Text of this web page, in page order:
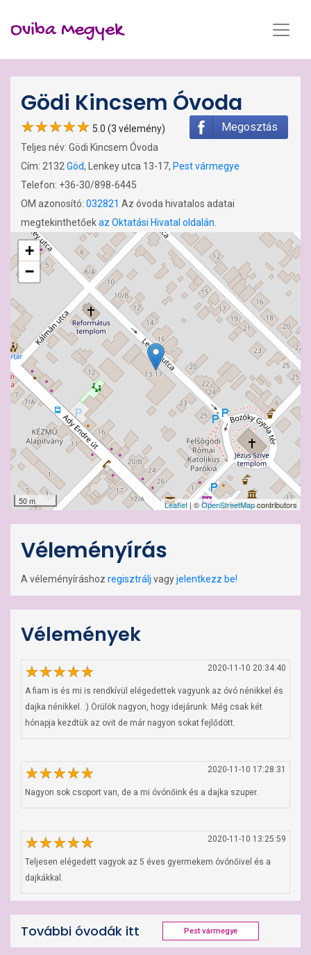
Oviba Megyek
Gödi Kincsem Óvoda
Megosztás
5.0 (3 vélemény)
Teljes név: Gödi Kincsem Óvoda
Cím: 2132 Göd, Lenkey utca 13-17, Pest vármegye
Telefon: +36-30/898-6445
OM azonosító: 032821 Az óvoda hivatalos adatai
megtekinthetőekaz Oktatási Hivatal oldalán
+
−
50 m Leaflet | ©OpenStreetMapcontributors
Véleményírás
A véleményíráshoz regisztrálj vagyjelentkezz be!
Vélemények
2020-11-10 20:34:40
A fiam is és mi is rendkívül elégedettek vagyunk az óvó nénikkel és
dajka nénikkel. :) Örülök nagyon, hogy idejárunk. Még csak két
hónapja kezdtük az ovit de már nagyon sokat fejlődött.
2020-11-10 17:28:31
Nagyon sok csoport van, de a mi óvónőink és a dajka szuper.
2020-11-10 13:25:59
Teljesen elégedett vagyok az 5 éves gyermekem óvónőivel és a
dajkákkal.
További óvodák itt Pest vármegye